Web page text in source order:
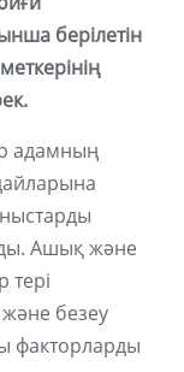
берілетін
адамның
Ашық және
тері
безеу
факторларды